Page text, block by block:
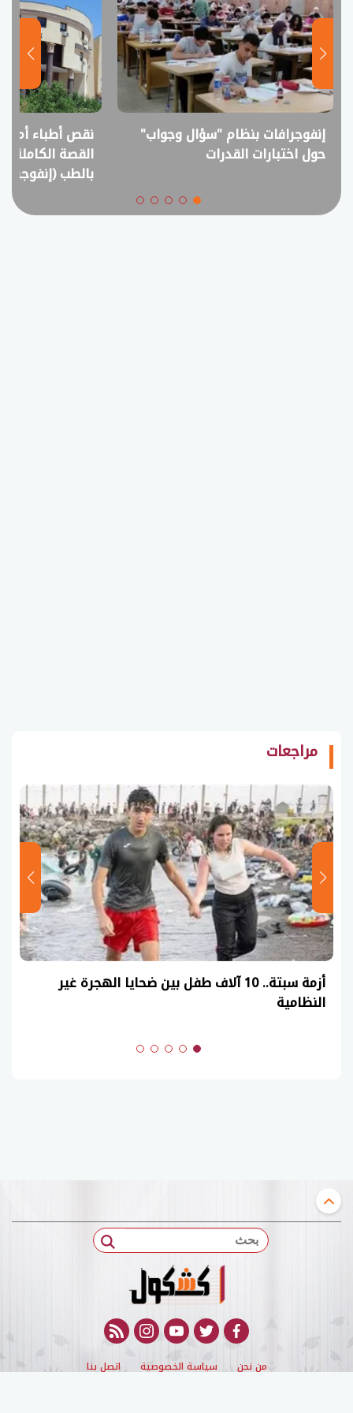
إنفوجرافات بنظام "سؤال وجواب"
حول اختبارات القدرات
نقص أطباء أم
القصة الكاملة
بالطب
مراجعات
أزمة سبتة.. 10 آلاف طفل بين ضحايا الهجرة غير
النظامية
بحث
facebook
twitter
youtube
instagram
rss feed
من نحن سياسة الخصوصية اتصل بنا